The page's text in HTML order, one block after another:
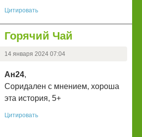
Цитировать
Горячий Чай
14 января 2024 07:04
Ан24,
Соридален с мнением, хороша
эта история, 5+
Цитировать